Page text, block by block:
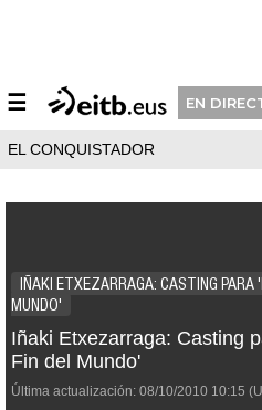
☰ EN
EL CONQUISTADOR
IÑAKI ETXEZARRAGA: CASTING PARA
MUNDO'
Iñaki Etxezarraga: Casting
Fin del Mundo'
Última actualización: 08/10/2010 10:15